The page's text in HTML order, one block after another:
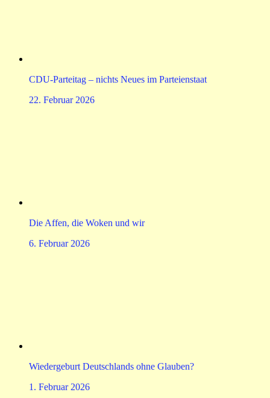
CDU-Parteitag – nichts Neues im Parteienstaat
22. Februar 2026
Die Affen, die Woken und wir
6. Februar 2026
Wiedergeburt Deutschlands ohne Glauben?
1. Februar 2026